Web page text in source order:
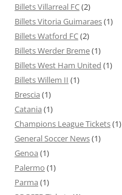
Billets Villarreal FC(2)
Billets Vitoria Guimaraes(1)
Billets Watford FC(2)
Billets Werder Breme(1)
Billets West Ham United (1)
Billets Willem II (1)
Brescia (1)
Catania (1)
Champions League Tickets(1)
General Soccer News(1)
Genoa (1)
Palermo (1)
Parma (1)